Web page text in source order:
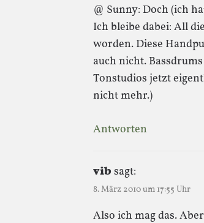
@ Sunny: Doch (ich
Ich bleibe dabei: All
worden. Diese
auch nicht.
Tonstudios jetzt
nicht mehr.)
Antworten
vib sagt:
8. März 2010 um 17:55 Uhr
Also ich mag das.